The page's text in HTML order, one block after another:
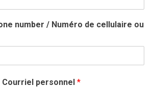
number / Numéro de cellulaire ou
personnel *